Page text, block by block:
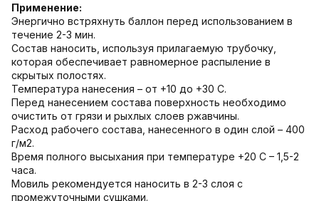
Применение:
Энергично встряхнуть баллон перед использованием в
течение 2-3 мин.
Состав наносить, используя прилагаемую трубочку,
которая обеспечивает равномерное распыление в
скрытых полостях.
Температура нанесения – от +10 до +30 C.
Перед нанесением состава поверхность необходимо
очистить от грязи и рыхлых слоев ржавчины.
Расход рабочего состава, нанесенного в один слой – 400
г/м2.
Время полного высыхания при температуре +20 C – 1,5-2
часа.
Мовиль рекомендуется наносить в 2-3 слоя с
промежуточными сушками.